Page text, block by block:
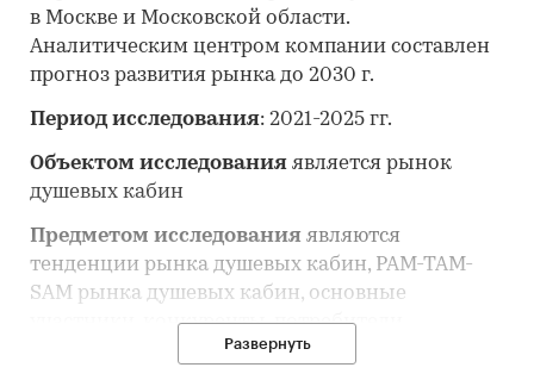
в Москве и Московской области.
Аналитическим центром компании составлен
прогноз развития рынка до 2030 г.
Период исследования: 2021-2025 гг.
Объектом исследования является рынок
душевых кабин
Предметом исследования являются
тенденции рынка душевых кабин, PAM-TAM-
SAM рынка душевых кабин, основные
участники, конкуренты, потребители
Анализ рынка душевых кабин выполнен по
Развернуть